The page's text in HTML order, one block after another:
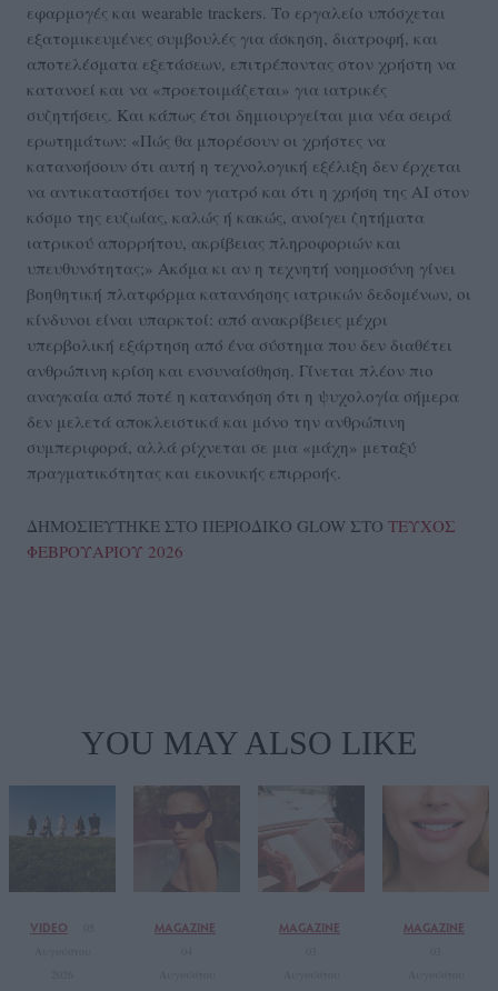
εφαρμογές και wearable trackers. Το εργαλείο υπόσχεται
εξατομικευμένες συμβουλές για άσκηση, διατροφή, και
αποτελέσματα εξετάσεων, επιτρέποντας στον χρήστη να
κατανοεί και να «προετοιμάζεται» για ιατρικές
συζητήσεις. Και κάπως έτσι δημιουργείται μια νέα σειρά
ερωτημάτων: «Πώς θα μπορέσουν οι χρήστες να
κατανοήσουν ότι αυτή η τεχνολογική εξέλιξη δεν έρχεται
να αντικαταστήσει τον γιατρό και ότι η χρήση της AI στον
κόσμο της ευζωίας, καλώς ή κακώς, ανοίγει ζητήματα
ιατρικού απορρήτου, ακρίβειας πληροφοριών και
υπευθυνότητας;» Ακόμα κι αν η τεχνητή νοημοσύνη γίνει
βοηθητική πλατφόρμα κατανόησης ιατρικών δεδομένων, οι
κίνδυνοι είναι υπαρκτοί: από ανακρίβειες μέχρι
υπερβολική εξάρτηση από ένα σύστημα που δεν διαθέτει
ανθρώπινη κρίση και ενσυναίσθηση. Γίνεται πλέον πιο
αναγκαία από ποτέ η κατανόηση ότι η ψυχολογία σήμερα
δεν μελετά αποκλειστικά και μόνο την ανθρώπινη
συμπεριφορά, αλλά ρίχνεται σε μια «μάχη» μεταξύ
πραγματικότητας και εικονικής επιρροής.
ΔΗΜΟΣΙΕΥΤΗΚΕ ΣΤΟ ΠΕΡΙΟΔΙΚΟ GLOW ΣΤΟ ΤΕΥΧΟΣ
ΦΕΒΡΟΥΑΡΙΟΥ 2026
YOU MAY ALSO LIKE
VIDEO MAGAZINE MAGAZINE MAGAZINE